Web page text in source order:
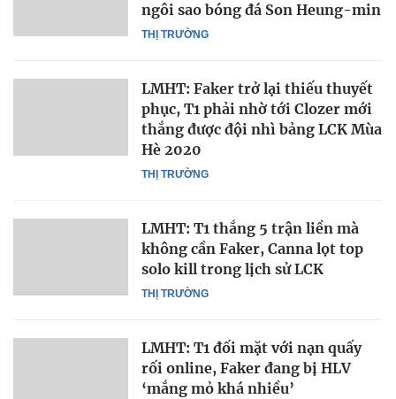
THỊ TRƯỜNG
ngôi sao bóng đá Son Heung-min
THỊ TRƯỜNG
LMHT: Faker trở lại thiếu thuyết
phục, T1 phải nhờ tới Clozer mới
thắng được đội nhì bảng LCK Mùa
Hè 2020
THỊ TRƯỜNG
LMHT: T1 thắng 5 trận liền mà
không cần Faker, Canna lọt top
solo kill trong lịch sử LCK
LMHT: T1 đối mặt với nạn quấy
rối online, Faker đang bị HLV
‘mắng mỏ khá nhiều’